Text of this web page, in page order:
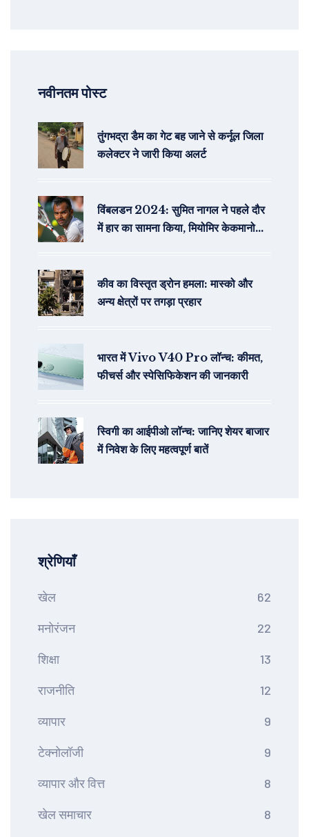
नवीनतम पोस्ट
तुंगभद्रा डैम का गेट बह जाने से कर्नूल जिला
कलेक्टर ने जारी किया अलर्ट
विंबलडन 2024: सुमित नागल ने पहले दौर
में हार का सामना किया, मियोमिर केकमानोविच
कीव का विस्तृत ड्रोन हमला: मास्को और
अन्य क्षेत्रों पर तगड़ा प्रहार
भारत में Vivo V40 Pro लॉन्च: कीमत,
फीचर्स और स्पेसिफिकेशन की जानकारी
स्विगी का आईपीओ लॉन्च: जानिए शेयर बाजार
में निवेश के लिए महत्वपूर्ण बातें
श्रेणियाँ
खेल 62
मनोरंजन 22
शिक्षा 13
राजनीति 12
व्यापार 9
टेक्नोलॉजी 9
व्यापार और वित्त 8
खेल समाचार 8